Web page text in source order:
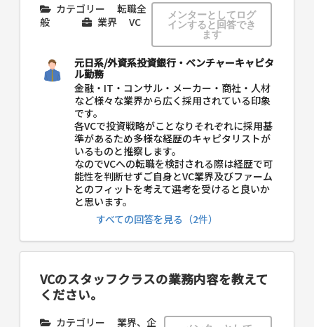
カテゴリー
転職全
般
業界 VC
メンターとしてログ
インすると回答でき
ます
元日系/外資系投資銀行・ベンチャーキャピタ
ル勤務
金融・IT・コンサル・メーカー・商社・人材
など様々な業界から広く採用されている印象
です。
各VCで投資戦略がことなりそれぞれに採用基
準があるため多様な経歴のキャピタリストが
いるものと推察します。
なのでVCへの転職を検討される際は経歴で可
能性を判断せずご自身とVC業界及びファーム
とのフィットを考えて選考を受けると良いか
と思います。
すべての回答を見る（2件）
VCのスタッフクラスの業務内容を教えて
ください。
カテゴリー
業界、企